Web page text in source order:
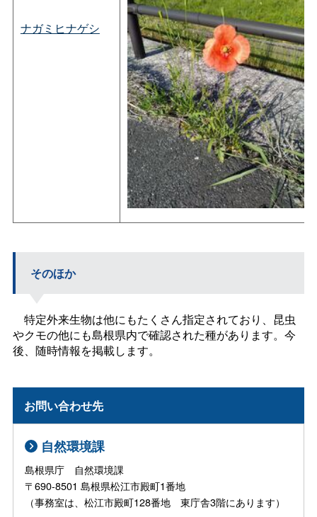
ナガミヒナゲシ
そのほか
特定外来生物は他にもたくさん指定されており、昆虫
やクモの他にも島根県内で確認された種があります。今
後、随時情報を掲載します。
お問い合わせ先
自然環境課
島根県庁 自然環境課
〒690-8501 島根県松江市殿町1番地
（事務室は、松江市殿町128番地 東庁舎3階にあります）